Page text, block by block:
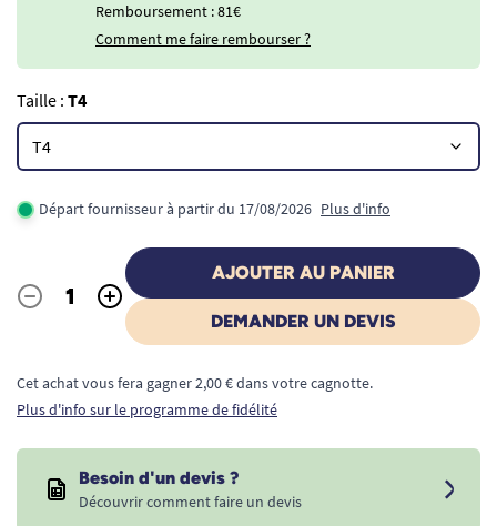
Remboursement : 81€
Comment me faire rembourser ?
Taille : T4
Départ fournisseur à partir du 17/08/2026 Plus d'info
Quantité
- +
AJOUTER AU PANIER
DEMANDER UN DEVIS
Cet achat vous fera gagner 2,00 € dans votre cagnotte.
Plus d'info sur le programme de fidélité
Besoin d'un devis ?
Découvrir comment faire un devis